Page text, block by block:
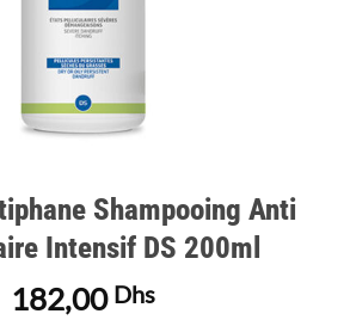
Shampooing Anti
Intensif DS 200ml
182,00 Dhs